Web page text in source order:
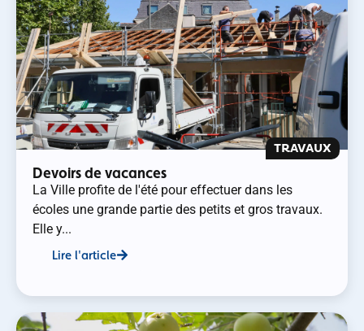
TRAVAUX
Devoirs de vacances
La Ville profite de l'été pour effectuer dans les
écoles une grande partie des petits et gros travaux.
Elle y...
Lire l'article